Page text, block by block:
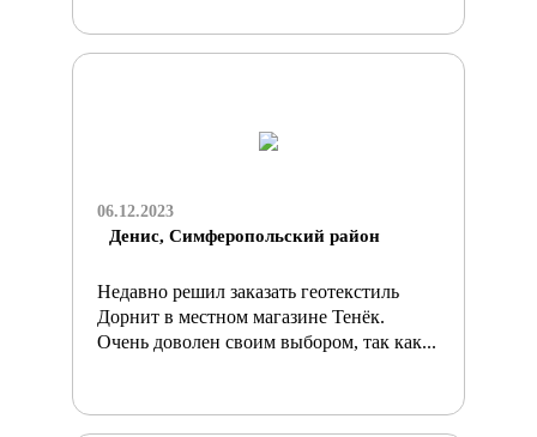
06.12.2023
Денис, Симферопольский район
Недавно решил заказать геотекстиль
Дорнит в местном магазине Тенёк.
Очень доволен своим выбором, так как...